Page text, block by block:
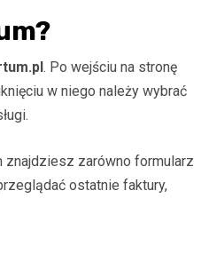
. Po wejściu na stronę
w niego należy wybrać
znajdziesz zarówno formularz
ostatnie faktury,